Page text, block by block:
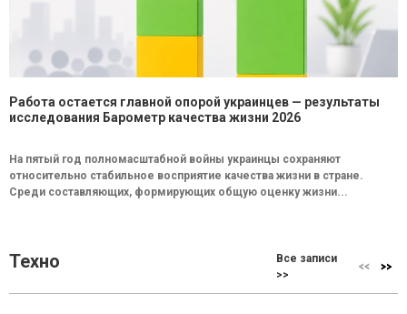
Работа остается главной опорой украинцев — результаты
исследования Барометр качества жизни 2026
На пятый год полномасштабной войны украинцы сохраняют
относительно стабильное восприятие качества жизни в стране.
Среди составляющих, формирующих общую оценку жизни...
Техно
Все записи
>>